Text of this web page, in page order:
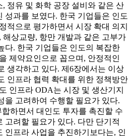
정유 및 화학 공장 설비와 같은 산
성과를 보였다. 한국 기업들은 인도
적으로 평가하면서 시장 확대 의지
해상교량, 항만 개발과 같은 고부가
다. 한국 기업들은 인도의 복잡한
제약요인으로 꼽으며, 안정적인
생각하고 있다. 제6장에서는 이상
인프라 협력 확대를 위한 정책방안
인프라 ODA는 시장 및 생산기지
을 고려하여 수행할 필요가 있다.
하면서 대인도 투자를 촉진할 수
고려할 필요가 있다. 다만 단기적
인프라 사업을 추진하기보다는, 인